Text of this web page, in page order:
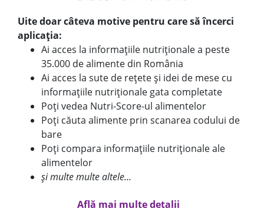
Uite doar câteva motive pentru care să încerci
aplicația:
Ai acces la informațiile nutriționale a peste
35.000 de alimente din România
Ai acces la sute de rețete și idei de mese cu
informațiile nutriționale gata completate
Poți vedea Nutri-Score-ul alimentelor
Poți căuta alimente prin scanarea codului de
bare
Poți compara informațiile nutriționale ale
alimentelor
și multe multe altele...
Află mai multe detalii